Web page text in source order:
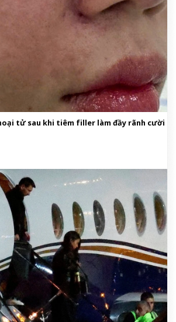
tử sau khi tiêm filler làm đầy rãnh cười